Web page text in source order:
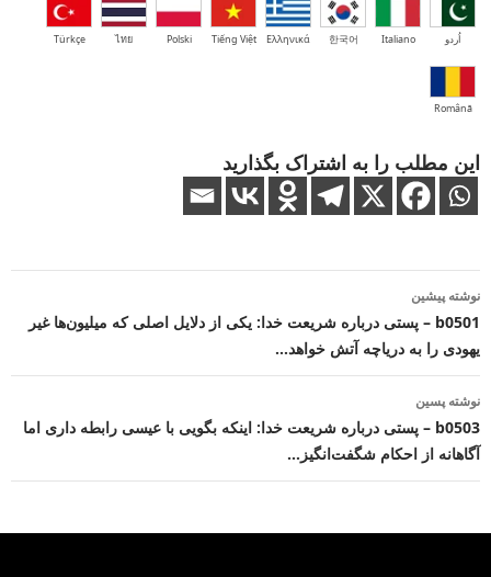
اُردو Italiano
한국어
Ελληνικά
Tiếng Việt
Polski
ไทย
Türkçe
Română
این مطلب را به اشتراک بگذارید
ناوبری
نوشته
نوشته پیشین
b0501 – پستی درباره شریعت خدا: یکی از دلایل اصلی که میلیون‌ها غیر
یهودی را به دریاچه آتش خواهد…
نوشته پسین
b0503 – پستی درباره شریعت خدا: اینکه بگویی با عیسی رابطه داری اما
آگاهانه از احکام شگفت‌انگیز…